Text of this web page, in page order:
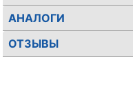
АНАЛОГИ
ОТЗЫВЫ